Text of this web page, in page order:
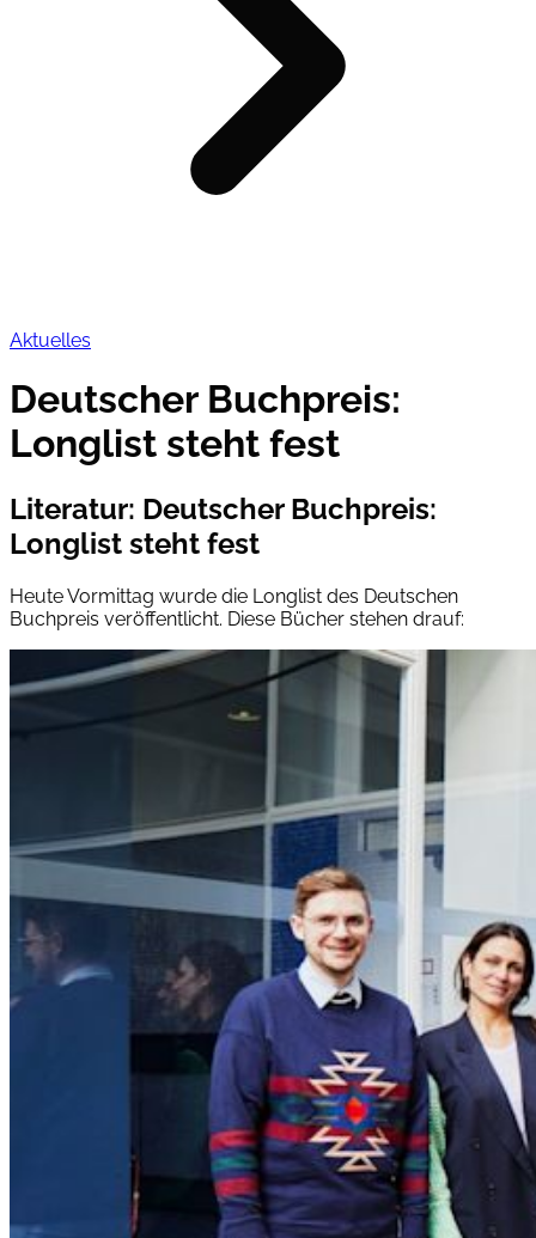
Aktuelles
Deutscher Buchpreis:
Longlist steht fest
Literatur: Deutscher Buchpreis:
Longlist steht fest
Heute Vormittag wurde die Longlist des Deutschen
Buchpreis veröffentlicht. Diese Bücher stehen drauf: